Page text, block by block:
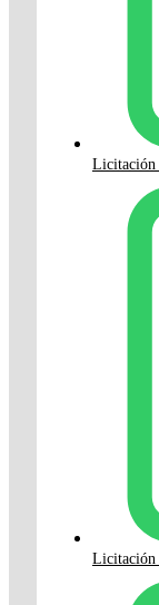
Licitación
Licitación